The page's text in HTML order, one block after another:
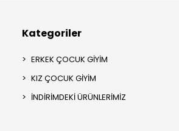
Kategoriler
ERKEK ÇOCUK GİYİM
KIZ ÇOCUK GİYİM
İNDİRİMDEKİ ÜRÜNLERİMİZ